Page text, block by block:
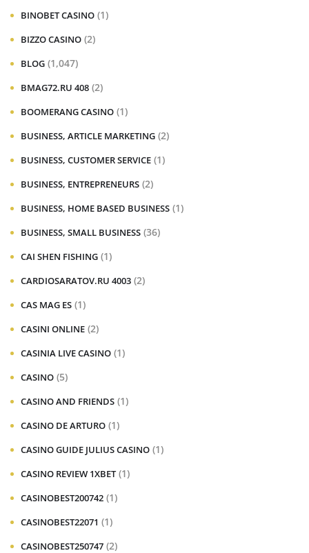
BINOBET CASINO (1)
BIZZO CASINO (2)
BLOG (1,047)
BMAG72.RU 408 (2)
BOOMERANG CASINO (1)
BUSINESS, ARTICLE MARKETING (2)
BUSINESS, CUSTOMER SERVICE (1)
BUSINESS, ENTREPRENEURS (2)
BUSINESS, HOME BASED BUSINESS (1)
BUSINESS, SMALL BUSINESS (36)
CAI SHEN FISHING (1)
CARDIOSARATOV.RU 4003 (2)
CAS MAG ES (1)
CASINI ONLINE (2)
CASINIA LIVE CASINO (1)
CASINO (5)
CASINO AND FRIENDS (1)
CASINO DE ARTURO (1)
CASINO GUIDE JULIUS CASINO (1)
CASINO REVIEW 1XBET (1)
CASINOBEST200742 (1)
CASINOBEST22071 (1)
CASINOBEST250747 (2)